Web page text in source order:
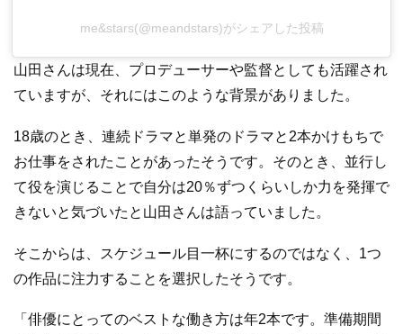
me&stars(@meandstars)がシェアした投稿
山田さんは現在、プロデューサーや監督としても活躍され
ていますが、それにはこのような背景がありました。
18歳のとき、連続ドラマと単発のドラマと2本かけもちで
お仕事をされたことがあったそうです。そのとき、並行し
て役を演じることで自分は20％ずつくらいしか力を発揮で
きないと気づいたと山田さんは語っていました。
そこからは、スケジュール目一杯にするのではなく、1つ
の作品に注力することを選択したそうです。
「俳優にとってのベストな働き方は年2本です。準備期間